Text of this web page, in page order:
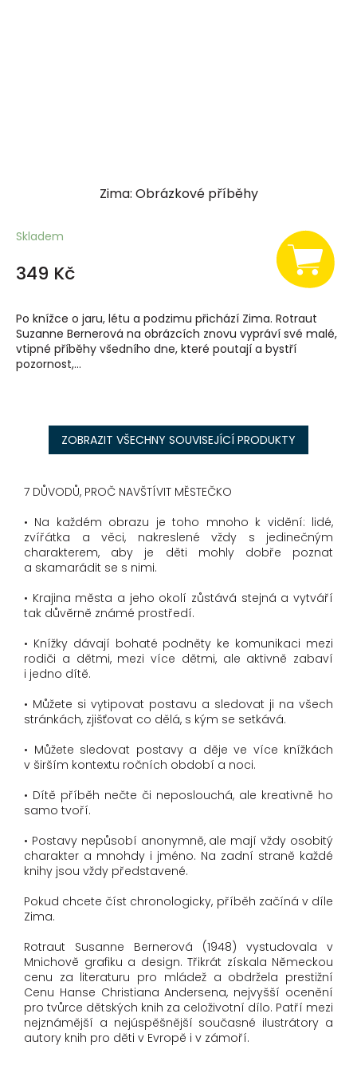
Zima: Obrázkové příběhy
Skladem
349 Kč
Po knížce o jaru, létu a podzimu přichází Zima. Rotraut
Suzanne Bernerová na obrázcích znovu vypráví své malé,
vtipné příběhy všedního dne, které poutají a bystří
pozornost,...
ZOBRAZIT VŠECHNY SOUVISEJÍCÍ PRODUKTY
7 DŮVODŮ, PROČ NAVŠTÍVIT MĚSTEČKO
• Na každém obrazu je toho mnoho k vidění: lidé,
zvířátka a věci, nakreslené vždy s jedinečným
charakterem, aby je děti mohly dobře poznat
a skamarádit se s nimi.
• Krajina města a jeho okolí zůstává stejná a vytváří
tak důvěrně známé prostředí.
• Knížky dávají bohaté podněty ke komunikaci mezi
rodiči a dětmi, mezi více dětmi, ale aktivně zabaví
i jedno dítě.
• Můžete si vytipovat postavu a sledovat ji na všech
stránkách, zjišťovat co dělá, s kým se setkává.
• Můžete sledovat postavy a děje ve více knížkách
v širším kontextu ročních období a noci.
• Dítě příběh nečte či neposlouchá, ale kreativně ho
samo tvoří.
• Postavy nepůsobí anonymně, ale mají vždy osobitý
charakter a mnohdy i jméno. Na zadní straně každé
knihy jsou vždy představené.
Pokud chcete číst chronologicky, příběh začíná v díle
Zima.
Rotraut Susanne Bernerová (1948) vystudovala v
Mnichově grafiku a design. Třikrát získala Německou
cenu za literaturu pro mládež a obdržela prestižní
Cenu Hanse Christiana Andersena, nejvyšší ocenění
pro tvůrce dětských knih za celoživotní dílo. Patří mezi
nejznámější a nejúspěšnější současné ilustrátory a
autory knih pro děti v Evropě i v zámoří.